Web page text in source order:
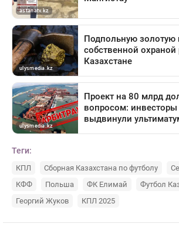
Теги:
КПЛ Сборная Казахстана по футболу
КФФ
Польша ФК Елимай
Футбол
Георгий Жуков
КПЛ 2025